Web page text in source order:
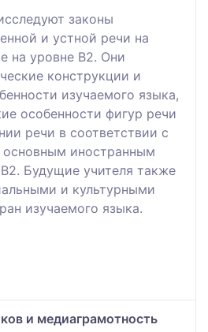
законы
и устной речи на
на уровне В2. Они
конструкции и
изучаемого языка,
особенности фигур речи
речи в соответствии с
основным иностранным
Будущие учителя также
и культурными
изучаемого языка.
и медиаграмотность